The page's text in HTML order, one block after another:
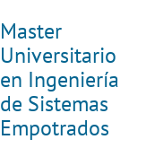
Master
Universitario
en Ingeniería
de Sistemas
Empotrados